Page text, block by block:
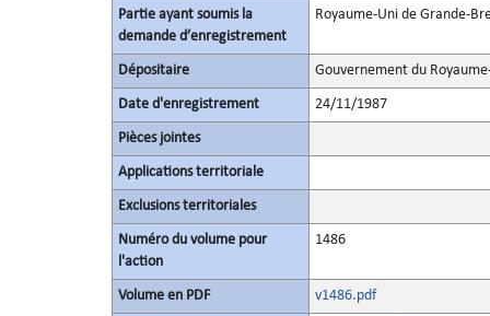
Partie ayant soumis la
demande d’enregistrement
Royaume-Uni de Grande-
Dépositaire Gouvernement du
Date d'enregistrement 24/11/1987
Pièces jointes
Applications territoriale
Exclusions territoriales
Numéro du volume pour
l'action
1486
Volume en PDF v1486.pdf